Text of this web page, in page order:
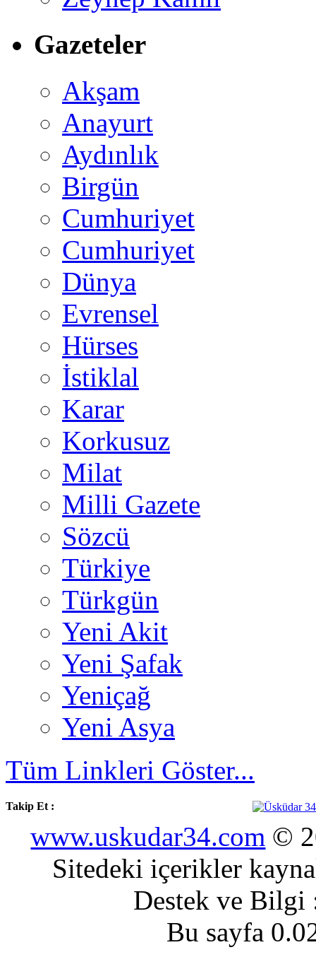
Gazeteler
Akşam
Anayurt
Aydınlık
Birgün
Cumhuriyet
Cumhuriyet
Dünya
Evrensel
Hürses
İstiklal
Karar
Korkusuz
Milat
Milli Gazete
Sözcü
Türkiye
Türkgün
Yeni Akit
Yeni Şafak
Yeniçağ
Yeni Asya
Tüm Linkleri Göster...
Takip Et :
www.uskudar34.com ©
Sitedeki içerikler
Destek ve
Bu sayfa